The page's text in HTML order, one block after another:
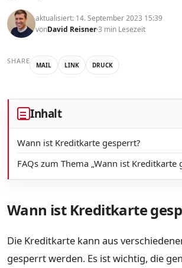
aktualisiert: 14. September 2023 15:39
vonDavid Reisner3 min Lesezeit
SHARE MAIL LINK DRUCK
Inhalt
Wann ist Kreditkarte gesperrt?
FAQs zum Thema „Wann ist Kreditkarte
Wann ist Kreditkarte
Die Kreditkarte kann aus
gesperrt werden. Es ist wichtig, die